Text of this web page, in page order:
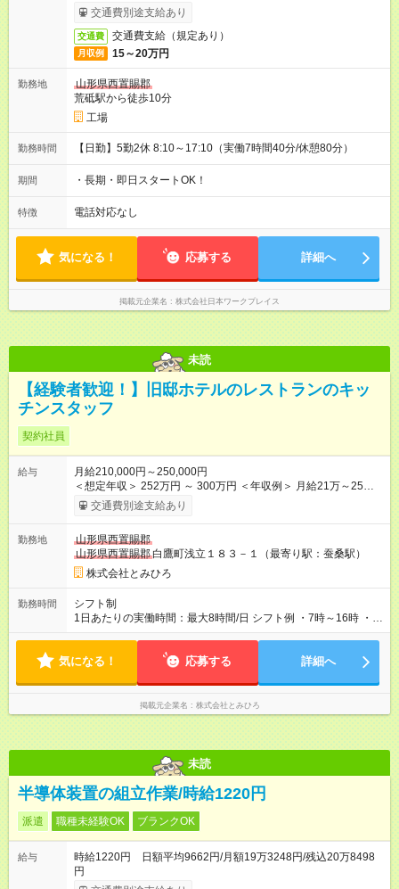
交通費別途支給あり
交通費 交通費支給（規定あり）
月収例 15～20万円
勤務地
山形県西置賜郡
荒砥駅から徒歩10分
工場
勤務時間 【日勤】5勤2休 8:10～17:10（実働7時間40分/休憩80分）
期間 ・長期・即日スタートOK！
特徴 電話対応なし
気になる！ 応募する 詳細へ
掲載元企業名 株式会社日本ワークプレイス
未読
【経験者歓迎！】旧邸ホテルのレストランのキッ
チンスタッフ
契約社員
給与
月給210,000円～250,000円
＜想定年収＞ 252万円 ～ 300万円 ＜年収例＞ 月給21万～25万
円 ※応募者のスキルや経験に応じて給与については決定します
※交通費は別途支給 【試用期間】試用期間なし
交通費別途支給あり
勤務地
山形県西置賜郡
山形県西置賜郡 白鷹町浅立１８３－１（最寄り駅：蚕桑駅）
株式会社とみひろ
勤務時間
シフト制
1日あたりの実働時間：最大8時間/日 シフト例 ・7時～16時 ・
13時～22時 1日あたりの実働時間：8時間 実働8時間、休憩1時
気になる！ 応募する 詳細へ
掲載元企業名 株式会社とみひろ
未読
半導体装置の組立作業/時給1220円
派遣 職種未経験OK ブランクOK
給与
時給1220円 日額平均9662円/月額19万3248円/残込20万8498
円